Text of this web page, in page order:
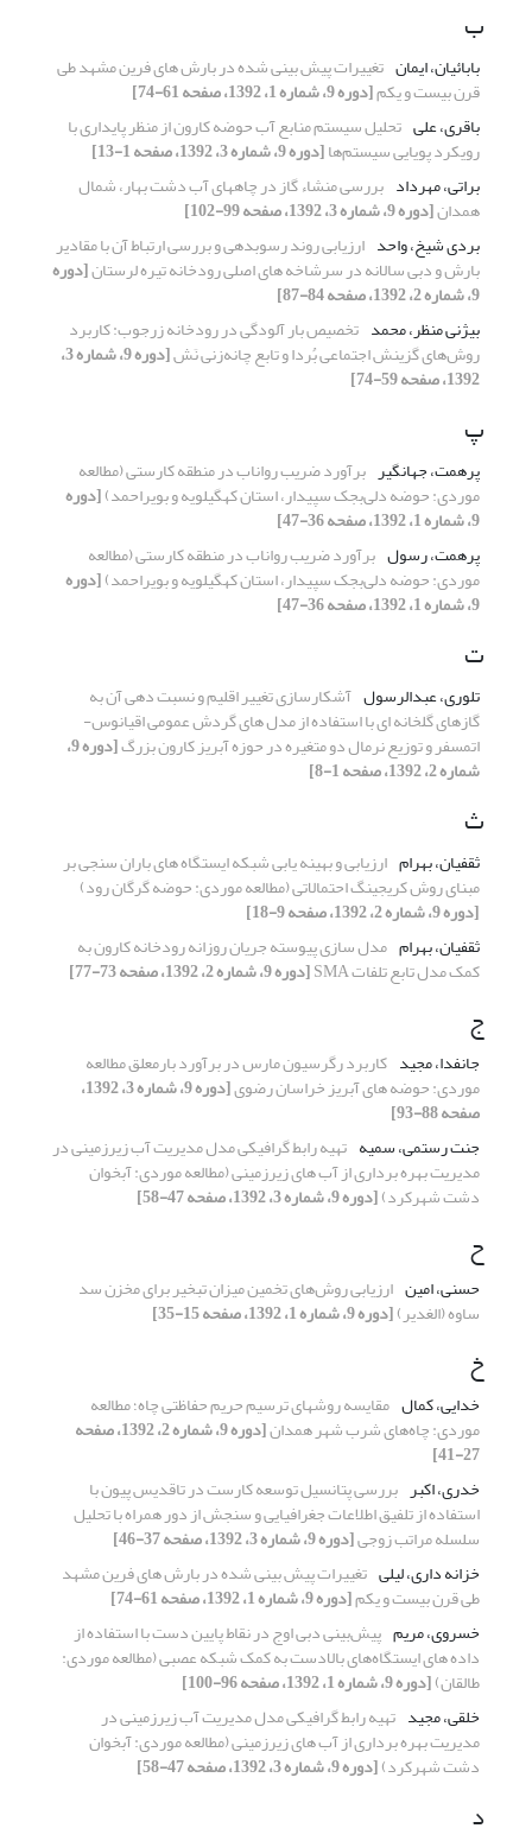
ب
بابائیان، ایمان تغییرات پیش بینی شده در بارش های فرین مشهد طی
قرن بیست و یکم[دوره 9، شماره 1، 1392، صفحه 61-74]
باقری، علی تحلیل سیستم منابع آب حوضه کارون از منظر پایداری با
رویکرد پویایی سیستم‌ها[دوره 9، شماره 3، 1392، صفحه 1-13]
براتی، مهرداد بررسی منشاء گاز در چاههای آب دشت بهار، شمال
همدان[دوره 9، شماره 3، 1392، صفحه 99-102]
بردی شیخ، واحد ارزیابی روند رسوبدهی و بررسی ارتباط آن با مقادیر
بارش و دبی سالانه در سرشاخه های اصلی رودخانه تیره لرستان[دوره
9، شماره 2، 1392، صفحه 84-87]
بیژنی منظر، محمد تخصیص بار آلودگی در رودخانه‌ زرجوب: کاربرد
روش‌های گزینش اجتماعی بُردا و تابع چانه‌زنی نَش [دوره 9، شماره 3،
1392، صفحه 59-74]
پ
پرهمت، جهانگیر برآورد ضریب رواناب در منطقه کارستی (مطالعه
موردی: حوضه دلی‌بجک سپیدار، استان کهگیلویه و بویراحمد)[دوره
9، شماره 1، 1392، صفحه 36-47]
پرهمت، رسول برآورد ضریب رواناب در منطقه کارستی (مطالعه
موردی: حوضه دلی‌بجک سپیدار، استان کهگیلویه و بویراحمد)[دوره
9، شماره 1، 1392، صفحه 36-47]
ت
تلوری، عبدالرسول آشکارسازی تغییر اقلیم و نسبت دهی آن به
گازهای گلخانه ای با استفاده از مدل های گردش عمومی اقیانوس-
اتمسفر و توزیع نرمال دو متغیره در حوزه آبریز کارون بزرگ [دوره 9،
شماره 2، 1392، صفحه 1-8]
ث
ثقفیان، بهرام ارزیابی و بهینه یابی شبکه ایستگاه های باران سنجی بر
مبنای روش کریجینگ احتمالاتی (مطالعه موردی: حوضه گرگان رود)
[دوره 9، شماره 2، 1392، صفحه 9-18]
ثقفیان، بهرام مدل سازی پیوسته جریان روزانه رودخانه کارون به
کمک مدل تابع تلفات SMA [دوره 9، شماره 2، 1392، صفحه 73-77]
ج
جانفدا، مجید کاربرد رگرسیون مارس در برآورد بارمعلق مطالعه
موردی: حوضه های آبریز خراسان رضوی [دوره 9، شماره 3، 1392،
صفحه 88-93]
جنت رستمی، سمیه تهیه رابط گرافیکی مدل مدیریت آب زیرزمینی در
مدیریت بهره برداری از آب های زیرزمینی (مطالعه موردی: آبخوان
دشت شهرکرد)[دوره 9، شماره 3، 1392، صفحه 47-58]
ح
حسنی، امین ارزیابی روش‌های تخمین میزان تبخیر برای مخزن سد
ساوه (الغدیر)[دوره 9، شماره 1، 1392، صفحه 15-35]
خ
خدایی، کمال مقایسه روشهای ترسیم حریم حفاظتی چاه؛ مطالعه
موردی: چاه‌های شرب شهر همدان [دوره 9، شماره 2، 1392، صفحه
27-41]
خدری، اکبر بررسی پتانسیل توسعه کارست در تاقدیس پیون با
استفاده از تلفیق اطلاعات جغرافیایی و سنجش از دور همراه با تحلیل
سلسله مراتب زوجی[دوره 9، شماره 3، 1392، صفحه 37-46]
خزانه داری، لیلی تغییرات پیش بینی شده در بارش های فرین مشهد
طی قرن بیست و یکم[دوره 9، شماره 1، 1392، صفحه 61-74]
خسروی، مریم پیش‌بینی دبی اوج در نقاط پایین دست با استفاده از
داده های ایستگاه‌های بالادست به کمک شبکه عصبی (مطالعه موردی:
طالقان)[دوره 9، شماره 1، 1392، صفحه 96-100]
خلقی، مجید تهیه رابط گرافیکی مدل مدیریت آب زیرزمینی در
مدیریت بهره برداری از آب های زیرزمینی (مطالعه موردی: آبخوان
دشت شهرکرد)[دوره 9، شماره 3، 1392، صفحه 47-58]
د